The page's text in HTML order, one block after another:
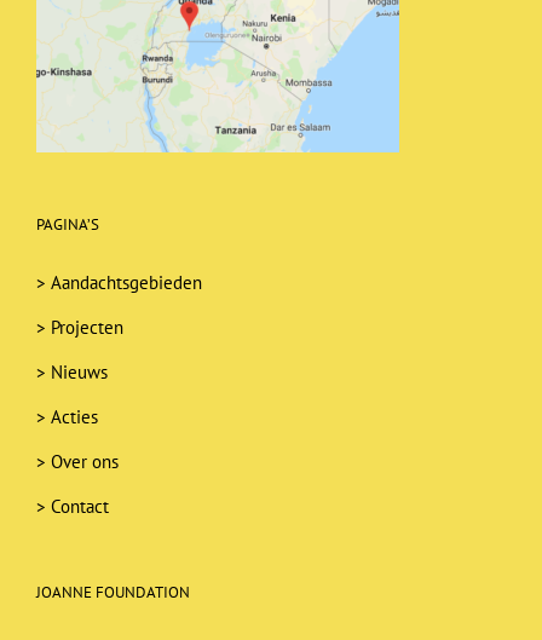
PAGINA’S
> Aandachtsgebieden
> Projecten
> Nieuws
> Acties
> Over ons
> Contact
JOANNE FOUNDATION